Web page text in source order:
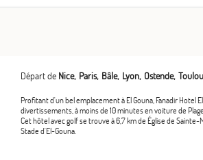
Départ de Nice Paris Bâle Lyon Ostende
Profitant d'un bel emplacement à El Gouna, Fanadir Hotel
divertissements, à moins de 10 minutes en voiture de
Cet hôtel avec golf se trouve à 6,7 km de Église de Sainte-
Stade d'El-Gouna.